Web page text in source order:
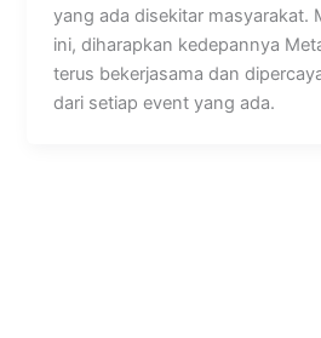
yang ada disekitar masyarakat.
ini, diharapkan kedepannya
terus bekerjasama dan
dari setiap event yang ada.